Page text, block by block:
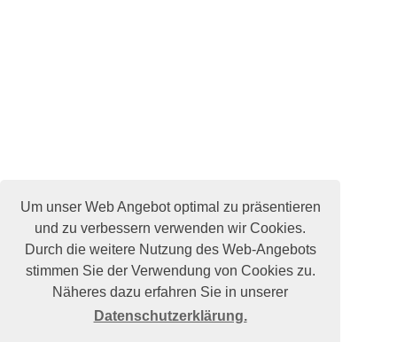
Um unser Web Angebot optimal zu präsentieren
und zu verbessern verwenden wir Cookies.
Durch die weitere Nutzung des Web-Angebots
stimmen Sie der Verwendung von Cookies zu.
Näheres dazu erfahren Sie in unserer
Datenschutzerklärung.